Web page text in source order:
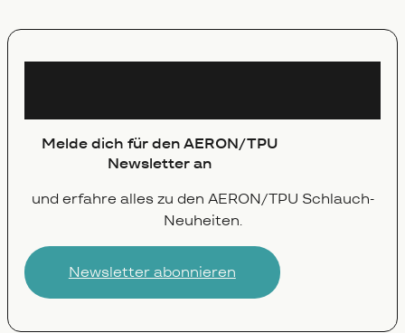
Melde dich für den AERON/TPU
Newsletter an
und erfahre alles zu den AERON‍/‍TPU Schlauch-
Neuheiten.
Newsletter abonnieren